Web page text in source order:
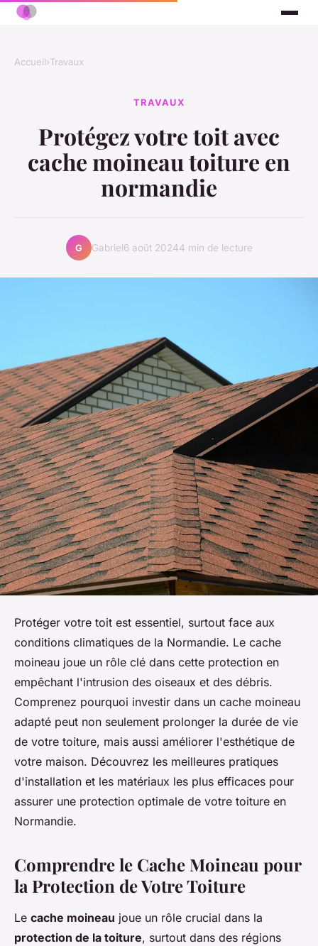
Accueil›Travaux
TRAVAUX
Protégez votre toit avec
cache moineau toiture en
normandie
G Gabriel6 août 20244 min de lecture
Protéger votre toit est essentiel, surtout face aux
conditions climatiques de la Normandie. Le cache
moineau joue un rôle clé dans cette protection en
empêchant l'intrusion des oiseaux et des débris.
Comprenez pourquoi investir dans un cache moineau
adapté peut non seulement prolonger la durée de vie
de votre toiture, mais aussi améliorer l'esthétique de
votre maison. Découvrez les meilleures pratiques
d'installation et les matériaux les plus efficaces pour
assurer une protection optimale de votre toiture en
Normandie.
Comprendre le Cache Moineau pour
la Protection de Votre Toiture
Le cache moineau joue un rôle crucial dans la
protection de la toiture, surtout dans des régions